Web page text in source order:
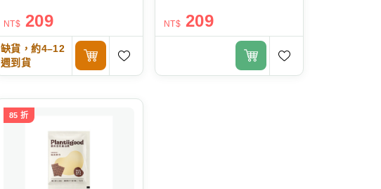
NT$ 209
缺貨，約4–12
週到貨
NT$ 209
85 折